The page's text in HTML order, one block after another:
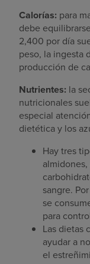
Calorías: para
debe
2,400 por día
peso, la ingesta
producción de
Nutrientes: la
nutricionales
especial
dietética y los
Hay tres
sangre.
se
para
Las dietas
ayudar a
el